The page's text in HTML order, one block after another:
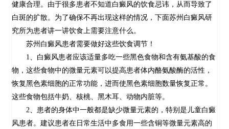
健康合理。由于很多患者不知道白癜风的饮食忌讳，从而导致了
白斑的扩散。为了确保不再出现这样的情况，下面苏州白癜风研
究所为患者讲一讲饮食上需要注意什么。
苏州白癜风患者需要做好这些饮食调节！
1、白癜风患者应该适量多吃一些黑色食物和含有氨基酸的食
物，这些食物中的微量元素可以提高患者体内酪氨酸酶的活性，
恢复黑色素细胞的正常功能，进而使黑色素细胞数量恢复正常。
这些食物包括牛奶、核桃、黑木耳、动物内脏等。
2、患者的身体中一般都是缺少微量元素的，特别是儿童白癜
风患者。建议患者在日常生活中多食用一些含铜等微量元素高的